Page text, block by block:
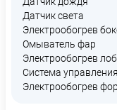
Датчик света
Электрообогрев
Омыватель фар
Электрообогрев
Система
Электрообогрев